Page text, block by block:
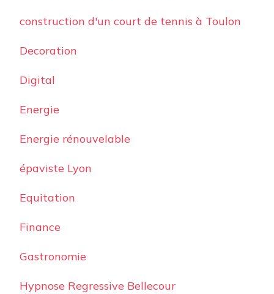
construction d'un court de tennis à Toulon
Decoration
Digital
Energie
Energie rénouvelable
épaviste Lyon
Equitation
Finance
Gastronomie
Hypnose Regressive Bellecour